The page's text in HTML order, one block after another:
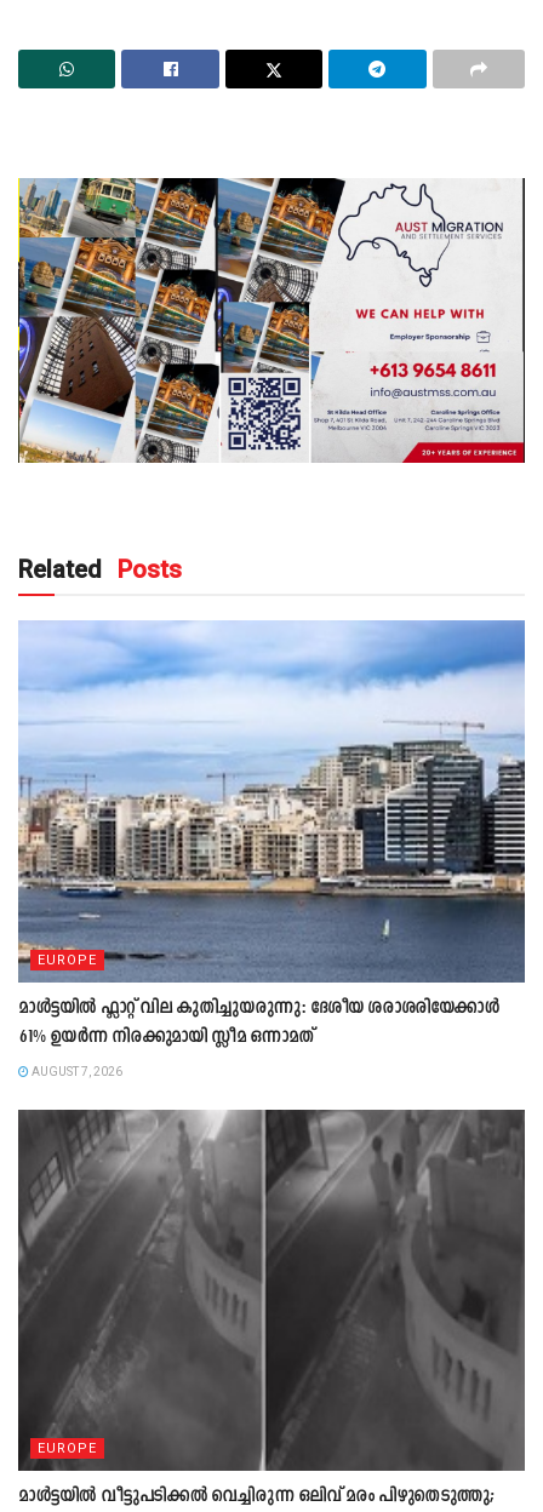
Related Posts
EUROPE
മാൾട്ടയിൽ ഫ്ലാറ്റ് വില കുതിച്ചുയരുന്നു: ദേശീയ ശരാശരിയേക്കാൾ
61% ഉയർന്ന നിരക്കുമായി സ്ലീമ ഒന്നാമത്
AUGUST 7, 2026
EUROPE
മാൾട്ടയിൽ വീട്ടുപടിക്കൽ വെച്ചിരുന്ന ഒലിവ് മരം പിഴുതെടുത്തു;